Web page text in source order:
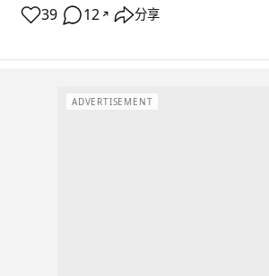
39 12 ↗ 分享
ADVERTISEMENT